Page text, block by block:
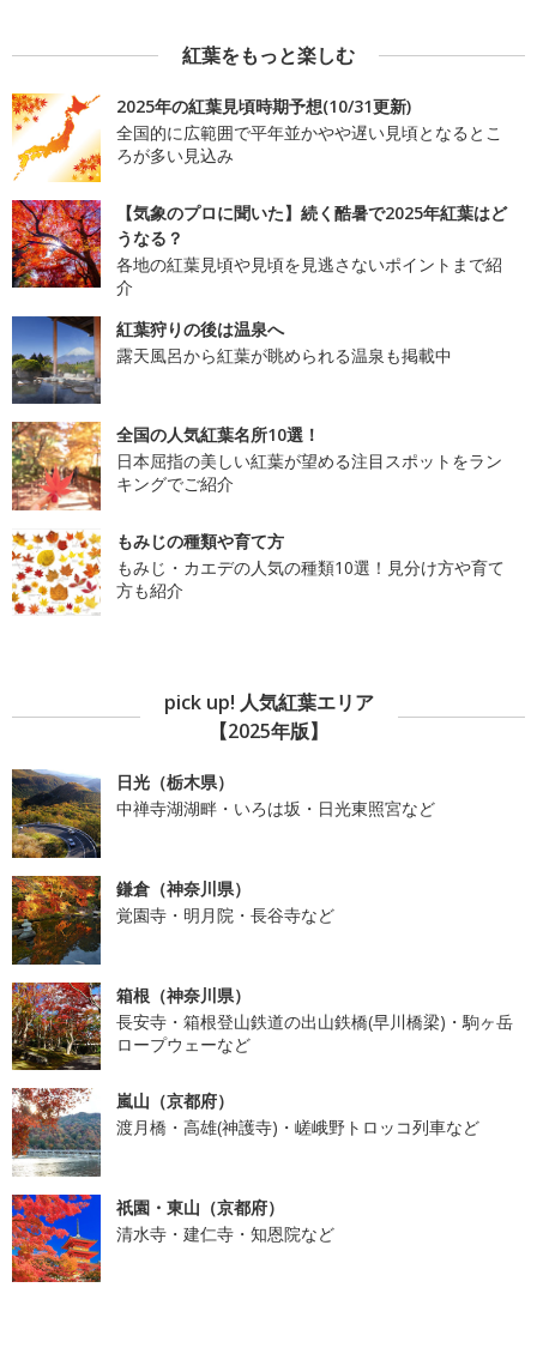
紅葉をもっと楽しむ
2025年の紅葉見頃時期予想(10/31更新)
全国的に広範囲で平年並かやや遅い見頃となるとこ
ろが多い見込み
【気象のプロに聞いた】続く酷暑で2025年紅葉はど
うなる？
各地の紅葉見頃や見頃を見逃さないポイントまで紹
介
紅葉狩りの後は温泉へ
露天風呂から紅葉が眺められる温泉も掲載中
全国の人気紅葉名所10選！
日本屈指の美しい紅葉が望める注目スポットをラン
キングでご紹介
もみじの種類や育て方
もみじ・カエデの人気の種類10選！見分け方や育て
方も紹介
pick up! 人気紅葉エリア
【2025年版】
日光（栃木県）
中禅寺湖湖畔・いろは坂・日光東照宮など
鎌倉（神奈川県）
覚園寺・明月院・長谷寺など
箱根（神奈川県）
長安寺・箱根登山鉄道の出山鉄橋(早川橋梁)・駒ヶ岳
ロープウェーなど
嵐山（京都府）
渡月橋・高雄(神護寺)・嵯峨野トロッコ列車など
祇園・東山（京都府）
清水寺・建仁寺・知恩院など